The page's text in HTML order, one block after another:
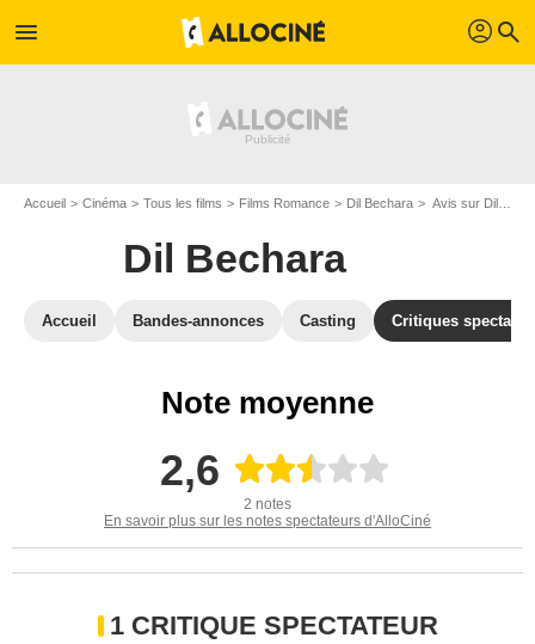
menu profil search
Accueil Cinéma Tous les films Films Romance Dil Bechara Avis sur Dil Bechara
Dil Bechara
Accueil Bandes-annonces Casting Critiques
Note moyenne
2,6
2 notes
En savoir plus sur les notes spectateurs d'AlloCiné
1 CRITIQUE SPECTATEUR